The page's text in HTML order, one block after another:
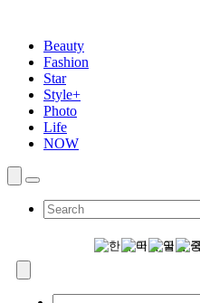
Beauty
Fashion
Star
Style+
Photo
Life
NOW